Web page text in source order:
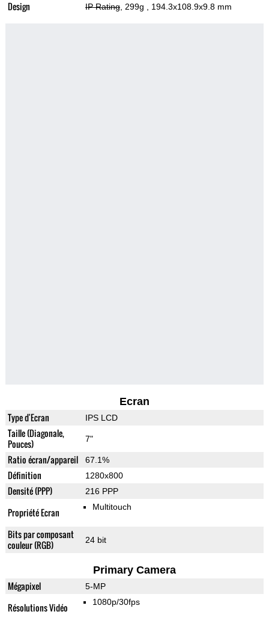
Design IP Rating, 299g , 194.3x108.9x9.8 mm
Ecran
Type d'Ecran IPS LCD
Taille (Diagonale,
Pouces)
7"
Ratio écran/appareil 67.1%
Définition 1280x800
Densité (PPP) 216 PPP
Propriété Ecran Multitouch
Bits par composant
couleur (RGB)
24 bit
Primary Camera
Mégapixel 5-MP
Résolutions Vidéo 1080p/30fps